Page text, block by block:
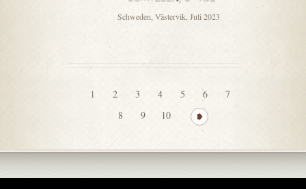
Schweden, Västervik, Juli 2023
1 2 3 4 5 6
7
8
9 10